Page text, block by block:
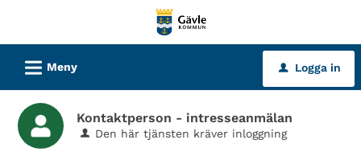
tjänster
Gävle
kommun
L Meny u Logga in
Kontaktperson - intresseanmälan
Den här tjänsten kräver inloggning